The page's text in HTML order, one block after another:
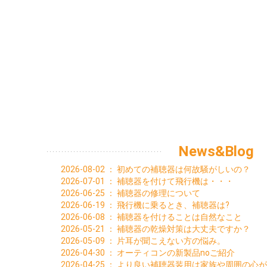
News&Blog
2026-08-02 ： 初めての補聴器は何故騒がしいの？
2026-07-01
： 補聴器を付けて飛行機は・・・
2026-06-25 ： 補聴器の修理について
2026-06-19 ： 飛行機に乗るとき、補聴器は?
2026-06-08 ： 補聴器を付けることは自然なこと
2026-05-21
： 補聴器の乾燥対策は大丈夫ですか？
2026-05-09 ：
片耳が聞こえない方の悩み。
2026-04-30 ： オーティコンの新製品noご紹介
2026-04-25 ： より良い補聴器装用は家族や周囲の心